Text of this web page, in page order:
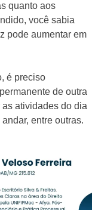
quanto aos
você sabia
pode aumentar em
é preciso
de outra
atividades do dia
entre outras.